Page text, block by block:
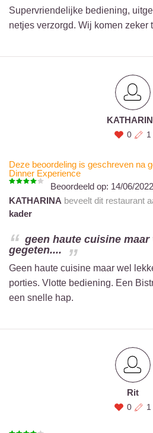
Supervriendelijke bediening,
netjes verzorgd. Wij komen zeker
0 1
Deze beoordeling is geschreven na
Dinner Experience
Beoordeeld op: 14/06/2022
KATHARINA beveelt dit restaurant
kader
geen haute cuisine maar
gegeten....
Geen haute cuisine maar wel
porties. Vlotte bediening. Een
een snelle hap.
Rit
0 1